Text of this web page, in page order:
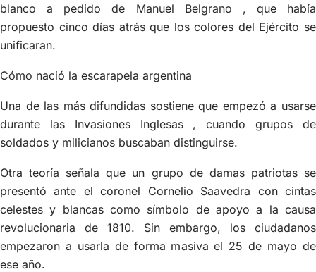
blanco a pedido de Manuel Belgrano , que había
propuesto cinco días atrás que los colores del Ejército se
unificaran.
Cómo nació la escarapela argentina
Una de las más difundidas sostiene que empezó a usarse
durante las Invasiones Inglesas , cuando grupos de
soldados y milicianos buscaban distinguirse.
Otra teoría señala que un grupo de damas patriotas se
presentó ante el coronel Cornelio Saavedra con cintas
celestes y blancas como símbolo de apoyo a la causa
revolucionaria de 1810. Sin embargo, los ciudadanos
empezaron a usarla de forma masiva el 25 de mayo de
ese año.